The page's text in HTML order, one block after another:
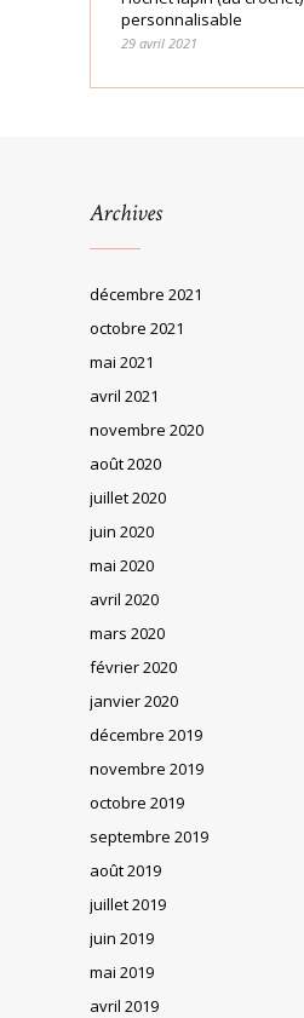
personnalisable
29 avril 2021
Archives
décembre 2021
octobre 2021
mai 2021
avril 2021
novembre 2020
août 2020
juillet 2020
juin 2020
mai 2020
avril 2020
mars 2020
février 2020
janvier 2020
décembre 2019
novembre 2019
octobre 2019
septembre 2019
août 2019
juillet 2019
juin 2019
mai 2019
avril 2019